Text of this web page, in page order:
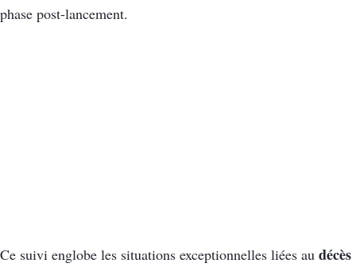
phase post-lancement.
Ce suivi englobe les situations exceptionnelles liées au décès